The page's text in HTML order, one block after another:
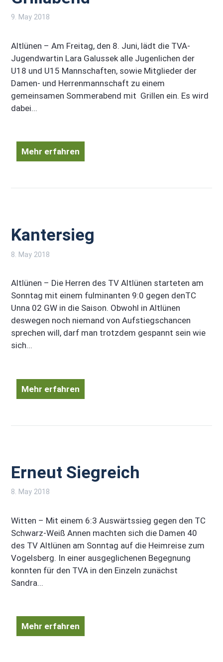
9. May 2018
Altlünen – Am Freitag, den 8. Juni, lädt die TVA-
Jugendwartin Lara Galussek alle Jugenlichen der
U18 und U15 Mannschaften, sowie Mitglieder der
Damen- und Herrenmannschaft zu einem
gemeinsamen Sommerabend mit Grillen ein. Es wird
dabei...
Mehr erfahren
Kantersieg
8. May 2018
Altlünen – Die Herren des TV Altlünen starteten am
Sonntag mit einem fulminanten 9:0 gegen denTC
Unna 02 GW in die Saison. Obwohl in Altlünen
deswegen noch niemand von Aufstiegschancen
sprechen will, darf man trotzdem gespannt sein wie
sich...
Mehr erfahren
Erneut Siegreich
8. May 2018
Witten – Mit einem 6:3 Auswärtssieg gegen den TC
Schwarz-Weiß Annen machten sich die Damen 40
des TV Altlünen am Sonntag auf die Heimreise zum
Vogelsberg. In einer ausgeglichenen Begegnung
konnten für den TVA in den Einzeln zunächst
Sandra...
Mehr erfahren